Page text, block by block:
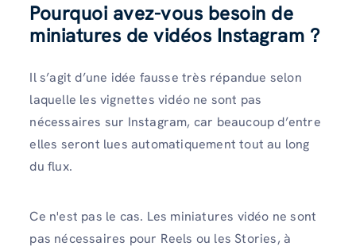
Pourquoi avez-vous besoin de
miniatures de vidéos Instagram ?
Il s’agit d’une idée fausse très répandue selon
laquelle les vignettes vidéo ne sont pas
nécessaires sur Instagram, car beaucoup d’entre
elles seront lues automatiquement tout au long
du flux.
Ce n'est pas le cas. Les miniatures vidéo ne sont
pas nécessaires pour Reels ou les Stories, à